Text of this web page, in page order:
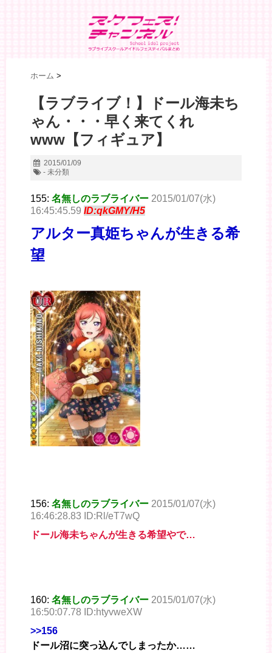
ホーム >
【ラブライブ！】ドール海未ち
ゃん・・・早く来てくれ
www【フィギュア】
2015/01/09
- 未分類
155: 名無しのラブライバー 2015/01/07(水)
16:45:45.59 ID:qkGMY/H5
アルター真姫ちゃんが生きる希
望
156: 名無しのラブライバー 2015/01/07(水)
16:46:28.83 ID:Rl/eT7wQ
ドール海未ちゃんが生きる希望やで…
160: 名無しのラブライバー 2015/01/07(水)
16:50:07.78 ID:htyvweXW
>>156
ドール沼に突っ込んでしまったか……